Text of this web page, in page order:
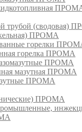
трубой (сводовая)
ПРОМА
горелки
горелка ПРОМА
ПРОМА
мазутная ПРОМА
ПРОМА
ПРОМА
промышленные,